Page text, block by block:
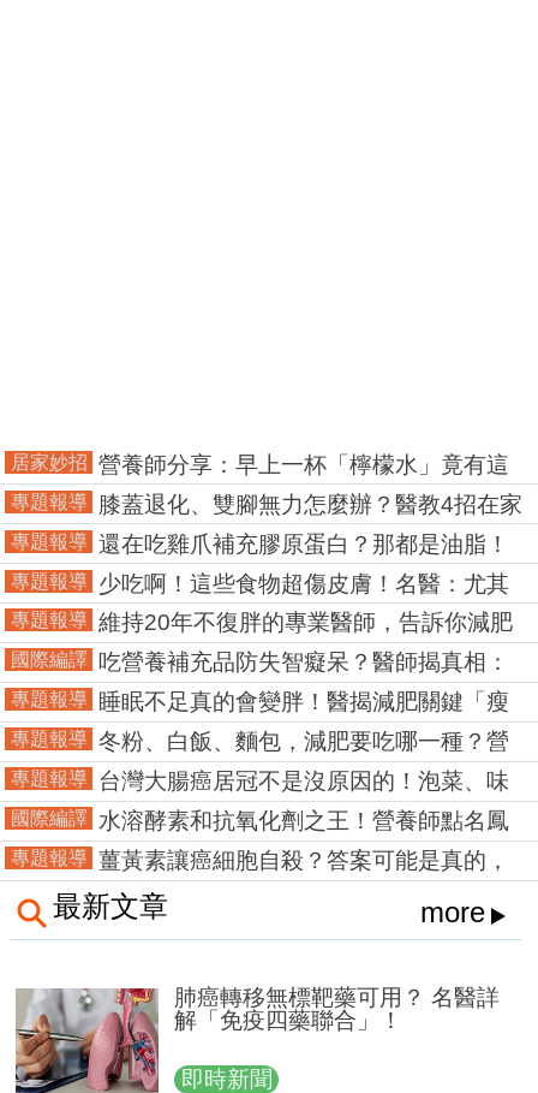
居家妙招 營養師分享：早上一杯「檸檬水」竟有這
樣超神奇的功效！不僅補水還能降血壓
專題報導 膝蓋退化、雙腳無力怎麼辦？醫教4招在家
邊看電視就能改善！
專題報導 還在吃雞爪補充膠原蛋白？那都是油脂！
營養師：要吃這些才對
專題報導 少吃啊！這些食物超傷皮膚！名醫：尤其
是甜食，易使真皮層退化！
專題報導 維持20年不復胖的專業醫師，告訴你減肥
最重要的3大秘訣！
國際編譯 吃營養補充品防失智癡呆？醫師揭真相：
不如吃這些
專題報導
睡眠不足真的會變胖！醫揭減肥關鍵「瘦
體素」很重要！
專題報導 冬粉、白飯、麵包，減肥要吃哪一種？營
養師：當然是吃這個最好！
專題報導 台灣大腸癌居冠不是沒原因的！泡菜、味
增等這些食物千萬別多吃！
國際編譯 水溶酵素和抗氧化劑之王！營養師點名鳳
梨6大養生功效
專題報導 薑黃素讓癌細胞自殺？答案可能是真的，
但怎麼吃才安全無副作用？
最新文章 more
肺癌轉移無標靶藥可用？ 名醫詳
解「免疫四藥聯合」！
即時新聞